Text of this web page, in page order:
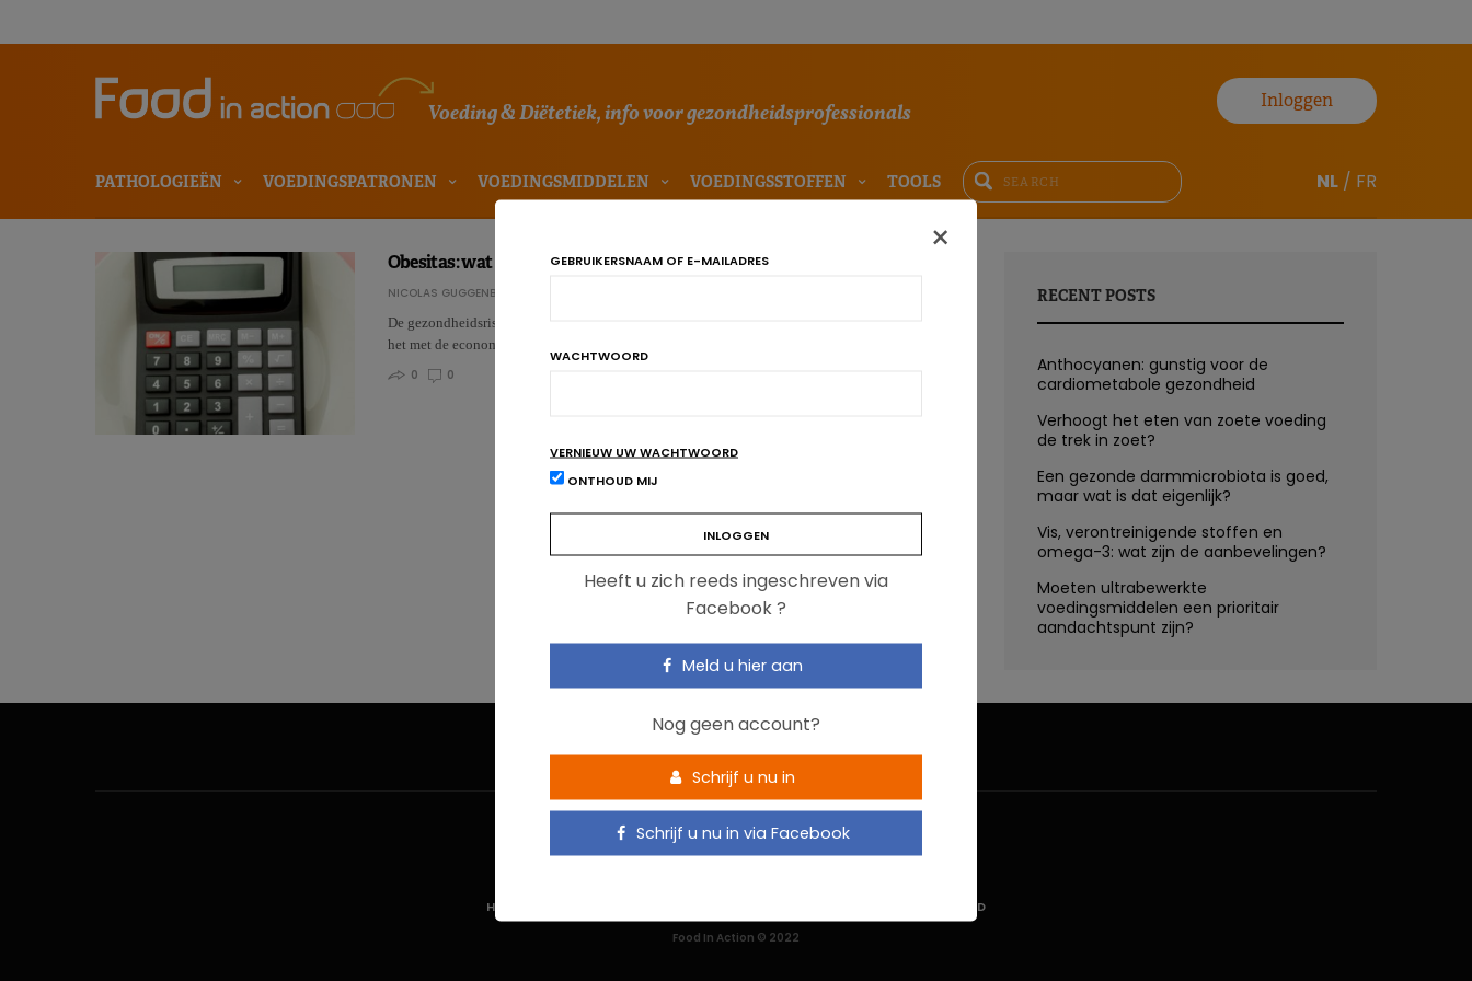
Voeding & Diëtetiek, info voor gezondheidsprofessionals
Inloggen
PATHOLOGIEËN VOEDINGSPATRONEN VOEDINGSMIDDELEN VOEDINGSSTOFFEN TOOLS NL / FR
Obesitas: wat is de economische impact?
NICOLAS GUGGENBÜHL
De gezondheidsrisico’s van obesitas zijn inmiddels duidelijk geïdentificeerd. Maar hoe zit
het met de economische gevolgen? Een studie uitgevoerd in acht la…
0
0
RECENT POSTS
Anthocyanen: gunstig voor de
cardiometabole gezondheid
Verhoogt het eten van zoete voeding
de trek in zoet?
Een gezonde darmmicrobiota is goed,
maar wat is dat eigenlijk?
Vis, verontreinigende stoffen en
omega-3: wat zijn de aanbevelingen?
Moeten ultrabewerkte
voedingsmiddelen een prioritair
aandachtspunt zijn?
×
GEBRUIKERSNAAM OF E-MAILADRES
WACHTWOORD
VERNIEUW UW WACHTWOORD
ONTHOUD MIJ
Heeft u zich reeds ingeschreven via
Facebook ?
Meld u hier aan
Nog geen account?
Schrijf u nu in
Schrijf u nu in via Facebook
HOME PRIVACYBELEID
Food In Action © 2022